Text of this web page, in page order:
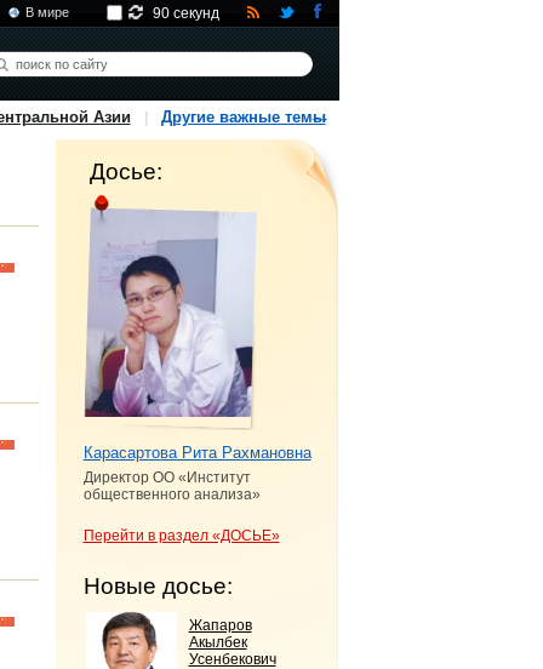
В мире 90 секунд
Азии Другие важные темы
Досье:
Карасартова Рита Рахмановна
Директор ОО «Институт
общественного анализа»
Перейти в раздел «ДОСЬЕ»
Новые досье:
Жапаров
Акылбек
Усенбекович